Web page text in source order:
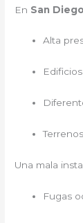
En San Diego
Alta
Una mala
Fugas